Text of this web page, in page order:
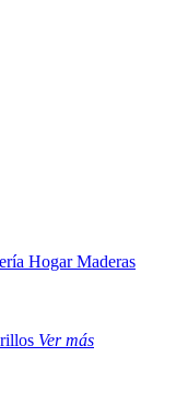
HogarMaderas
Ver más